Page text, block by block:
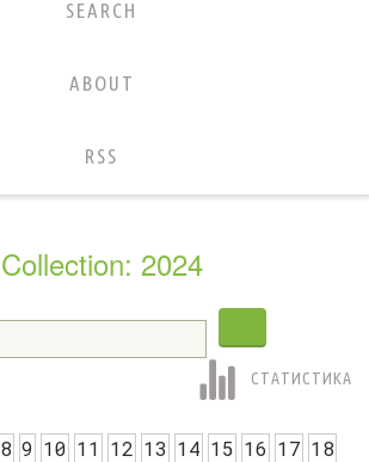
SEARCH
ABOUT
RSS
Collection: 2024
СТАТИСТИКА
8 9 10 11 12 13 14 15 16 17 18